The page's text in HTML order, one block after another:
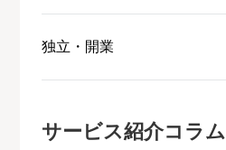
独立・開業
サービス紹介コラム